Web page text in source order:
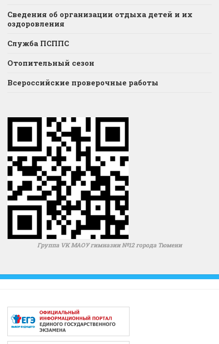
Сведения об организации отдыха детей и их
оздоровления
Служба ПСППС
Отопительный сезон
Всероссийские проверочные работы
Группа VK МАОУ гимназии №12 города Тюмени